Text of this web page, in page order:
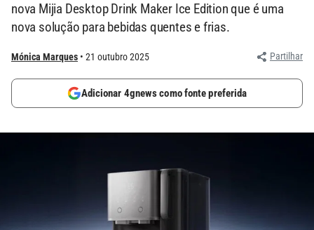
nova Mijia Desktop Drink Maker Ice Edition que é uma
nova solução para bebidas quentes e frias.
Mónica Marques 21 outubro 2025 Partilhar
Adicionar 4gnews como fonte preferida